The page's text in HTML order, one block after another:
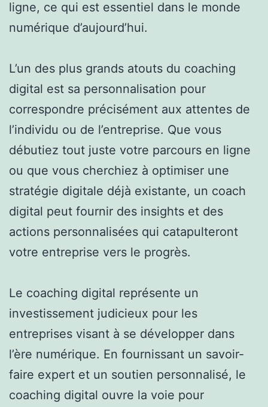
ligne, ce qui est essentiel dans le monde
numérique d’aujourd’hui.
L’un des plus grands atouts du coaching
digital est sa personnalisation pour
correspondre précisément aux attentes de
l’individu ou de l’entreprise. Que vous
débutiez tout juste votre parcours en ligne
ou que vous cherchiez à optimiser une
stratégie digitale déjà existante, un coach
digital peut fournir des insights et des
actions personnalisées qui catapulteront
votre entreprise vers le progrès.
Le coaching digital représente un
investissement judicieux pour les
entreprises visant à se développer dans
l’ère numérique. En fournissant un savoir-
faire expert et un soutien personnalisé, le
coaching digital ouvre la voie pour